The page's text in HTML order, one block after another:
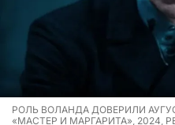
РОЛЬ ВОЛАНДА ДОВЕРИЛИ
«МАСТЕР И МАРГАРИТА», 2024,